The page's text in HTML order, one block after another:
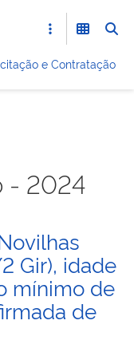
e Contratação
- 2024
Gir), idade
mínimo de
de